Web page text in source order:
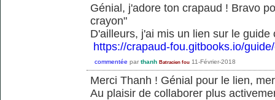
Génial, j'adore ton crapaud ! Bravo
crayon"
D'ailleurs, j'ai mis un lien sur le guide
https://crapaud-fou.gitbooks.io/
commentée par thanh Batracien fou 11-Février-2018
Merci Thanh ! Génial pour le lien,
Au plaisir de collaborer plus